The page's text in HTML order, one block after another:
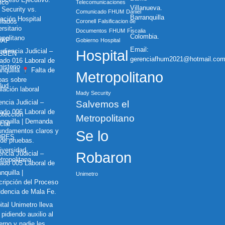
Villanueva.
Barranquilla
-
Colombia.
Email:
gerenciafhum2021@hotmail.com
Security vs.
Hospital
Judicial –
016 Laboral de
Falta de
sobre
laboral
Judicial –
006 Laboral de
| Demanda
claros y
pruebas.
Judicial –
005 Laboral de
|
del Proceso
de Mala Fe.
Unimetro lleva
auxilio al
Telecomunicaciones
Comunicado FHUM Daniel
Coronell
Falsificacion de
Documentos FHUM Fiscalia
Gobierno Hospital
Hospital
Metropolitano
Mady Security
Salvemos el
Metropolitano
Se lo
Robaron
Unimetro